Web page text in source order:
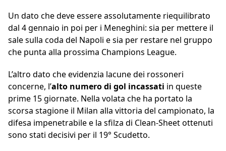
Un dato che deve essere assolutamente riequilibrato
dal 4 gennaio in poi per i Meneghini: sia per mettere il
sale sulla coda del Napoli e sia per restare nel gruppo
che punta alla prossima Champions League.
L’altro dato che evidenzia lacune dei rossoneri
concerne, l’alto numero di gol incassati in queste
prime 15 giornate. Nella volata che ha portato la
scorsa stagione il Milan alla vittoria del campionato, la
difesa impenetrabile e la sfilza di Clean-Sheet ottenuti
sono stati decisivi per il 19° Scudetto.